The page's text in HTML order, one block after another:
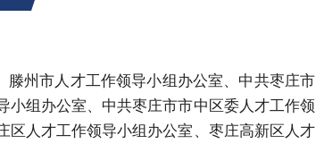
州市人才工作领导小组办公室、中共枣庄市
组办公室、中共枣庄市市中区委人才工作领
人才工作领导小组办公室、枣庄高新区人才